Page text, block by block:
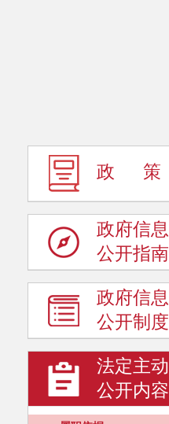
政 策
政府信息
公开指南
政府信息
公开制度
法定主动
公开内容